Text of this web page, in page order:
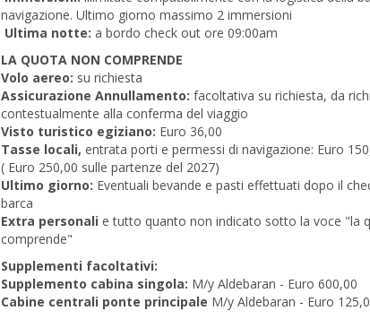
navigazione. Ultimo giorno massimo 2 immersioni
Ultima notte: a bordo check out ore 09:00am
LA QUOTA NON COMPRENDE
Volo aereo: su richiesta
Assicurazione Annullamento: facoltativa su richiesta, da
contestualmente alla conferma del viaggio
Visto turistico egiziano: Euro 36,00
Tasse locali, entrata porti e permessi di navigazione: Euro
( Euro 250,00 sulle partenze del 2027)
Ultimo giorno: Eventuali bevande e pasti effettuati dopo il
barca
Extra personali e tutto quanto non indicato sotto la voce "la
comprende"
Supplementi facoltativi:
Supplemento cabina singola: M/y Aldebaran - Euro 600,00
Cabine centrali ponte principale M/y Aldebaran - Euro